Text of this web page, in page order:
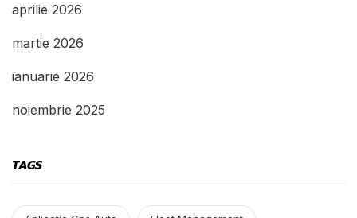
aprilie 2026
martie 2026
ianuarie 2026
noiembrie 2025
TAGS